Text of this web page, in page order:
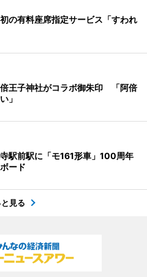
の有料座席指定サービス「すわれ
王子神社がコラボ御朱印 「阿倍
」
駅前駅に「モ161形車」100周年
ード
見る